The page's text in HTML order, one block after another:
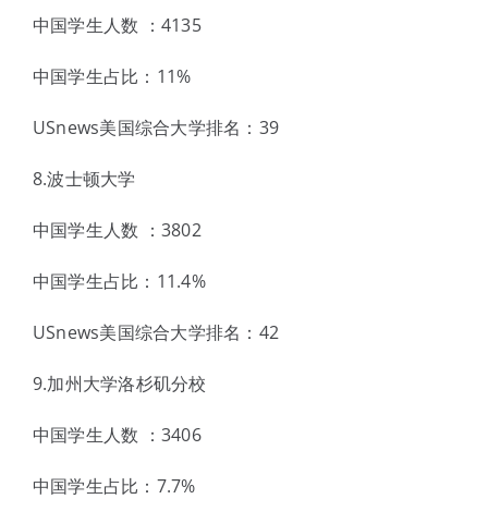
中国学生人数 ：4135
中国学生占比：11%
USnews美国综合大学排名：39
8.波士顿大学
中国学生人数 ：3802
中国学生占比：11.4%
USnews美国综合大学排名：42
9.加州大学洛杉矶分校
中国学生人数 ：3406
中国学生占比：7.7%